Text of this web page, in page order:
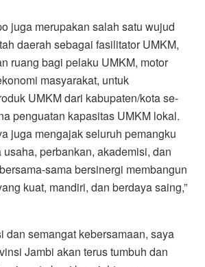
juga merupakan salah satu wujud
daerah sebagai fasilitator UMKM,
ruang bagi pelaku UMKM, motor
masyarakat, untuk
UMKM dari kabupaten/kota se-
penguatan kapasitas UMKM lokal.
juga mengajak seluruh pemangku
perbankan, akademisi, dan
sama bersinergi membangun
kuat, mandiri, dan berdaya saing,”
dan semangat kebersamaan, saya
Jambi akan terus tumbuh dan